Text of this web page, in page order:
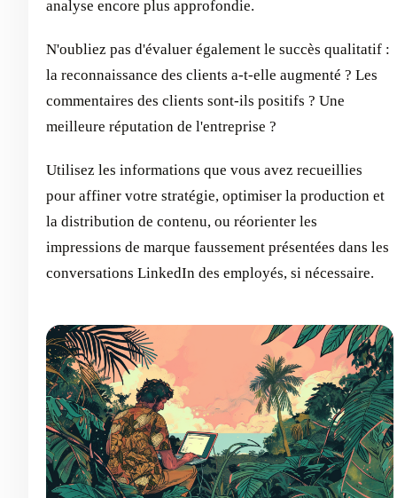
analyse encore plus approfondie.
N'oubliez pas d'évaluer également le succès qualitatif :
la reconnaissance des clients a-t-elle augmenté ? Les
commentaires des clients sont-ils positifs ? Une
meilleure réputation de l'entreprise ?
Utilisez les informations que vous avez recueillies
pour affiner votre stratégie, optimiser la production et
la distribution de contenu, ou réorienter les
impressions de marque faussement présentées dans les
conversations LinkedIn des employés, si nécessaire.